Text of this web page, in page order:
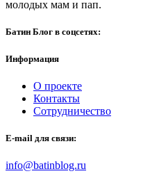
молодых мам и пап.
Батин Блог в соцсетях:
Информация
О проекте
Контакты
Сотрудничество
E-mail для связи:
info@batinblog.ru